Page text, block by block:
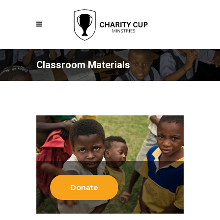
Classroom Materials
Donate